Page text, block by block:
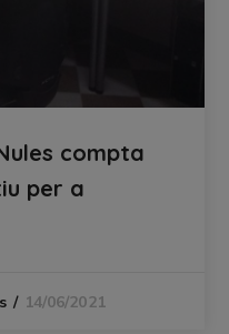
compta
per a
14/06/2021